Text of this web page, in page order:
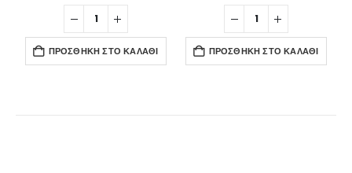
ΠΡΟΣΘΉΚΗ ΣΤΟ ΚΑΛΆΘΙ ΠΡΟΣΘΉΚΗ ΣΤΟ ΚΑΛΆΘΙ